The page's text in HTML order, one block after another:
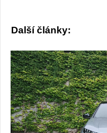
Další články: